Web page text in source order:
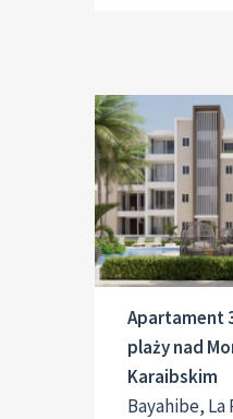
Apartament
plaży nad
Karaibskim
Bayahibe, La